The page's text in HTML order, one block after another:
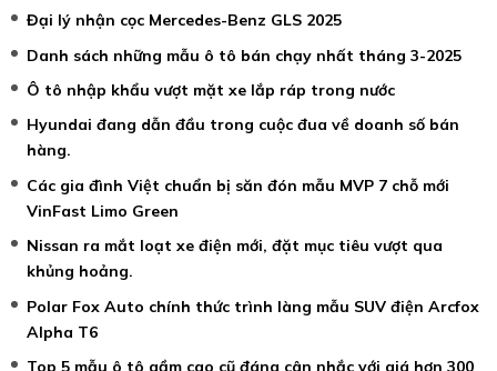
Đại lý nhận cọc Mercedes-Benz GLS 2025
Danh sách những mẫu ô tô bán chạy nhất tháng 3-2025
Ô tô nhập khẩu vượt mặt xe lắp ráp trong nước
Hyundai đang dẫn đầu trong cuộc đua về doanh số bán
hàng.
Các gia đình Việt chuẩn bị săn đón mẫu MVP 7 chỗ mới
VinFast Limo Green
Nissan ra mắt loạt xe điện mới, đặt mục tiêu vượt qua
khủng hoảng.
Polar Fox Auto chính thức trình làng mẫu SUV điện Arcfox
Alpha T6
Top 5 mẫu ô tô gầm cao cũ đáng cân nhắc với giá hơn 300